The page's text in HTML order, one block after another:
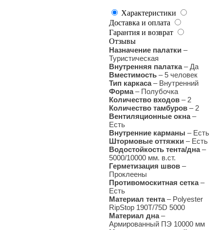
Характеристики
Доставка и оплата
Гарантия и возврат
Отзывы
Назначение палатки –
Туристическая
Внутренняя палатка– Да
Вместимость – 5 человек
Тип каркаса– Внутренний
Форма– Полубочка
Количество входов – 2
Количество тамбуров – 2
Вентиляционные окна–
Есть
Внутренние карманы – Есть
Штормовые оттяжки – Есть
Водостойкость тента/дна–
5000/10000 мм. в.ст.
Герметизация швов –
Проклеены
Противомоскитная сетка–
Есть
Материал тента– Polyester
RipStop 190Т/75D 5000
Материал дна–
Армированный ПЭ 10000 мм